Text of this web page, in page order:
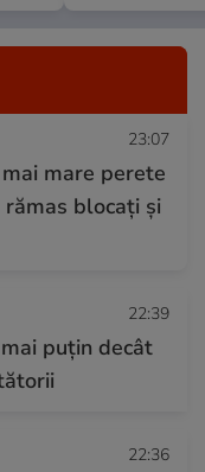
23:07
mare perete
rămas blocați și
22:39
puțin decât
22:36